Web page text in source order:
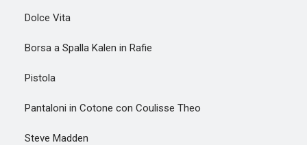
Dolce Vita
Borsa a Spalla Kalen in Rafie
Pistola
Pantaloni in Cotone con Coulisse Theo
Steve Madden